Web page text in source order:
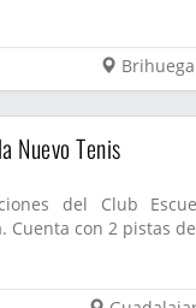
Brihuega
Nuevo Tenis
del Club
Cuenta con 2 pistas